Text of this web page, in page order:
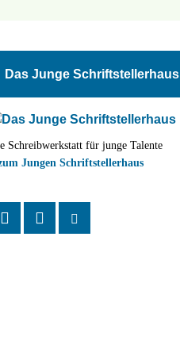
Das Junge Schriftstellerhaus
Schreibwerkstatt für junge Talente
Jungen Schriftstellerhaus